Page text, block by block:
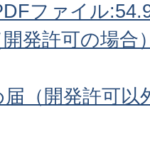
ファイル
発許可の場合
（開発許可以